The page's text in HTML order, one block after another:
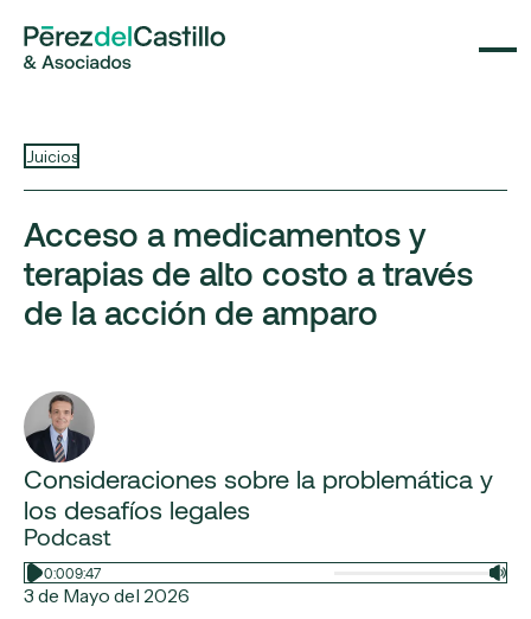
Juicios
Acceso a medicamentos y
terapias de alto costo a través
de la acción de amparo
Consideraciones sobre la problemática y
los desafíos legales
Podcast
0:009:47
3 de Mayo del 2026